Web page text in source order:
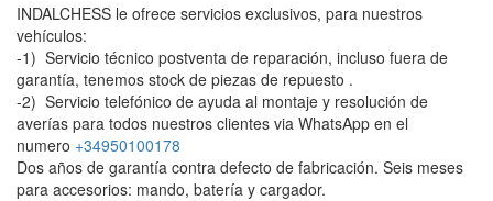
INDALCHESS le ofrece servicios exclusivos, para nuestros
vehículos:
-1) Servicio técnico postventa de reparación, incluso fuera de
garantía, tenemos stock de piezas de repuesto .
-2) Servicio telefónico de ayuda al montaje y resolución de
averías para todos nuestros clientes via WhatsApp en el
numero +34950100178
Dos años de garantía contra defecto de fabricación. Seis meses
para accesorios: mando, batería y cargador.